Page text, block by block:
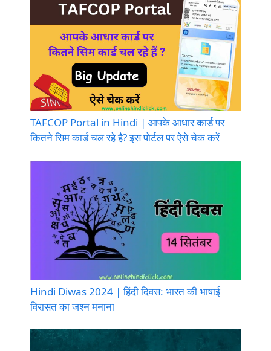
TAFCOP Portal in Hindi | आपके आधार कार्ड पर
कितने सिम कार्ड चल रहे है? इस पोर्टल पर ऐसे चेक करें
Hindi Diwas 2024 | हिंदी दिवस: भारत की भाषाई
विरासत का जश्न मनाना